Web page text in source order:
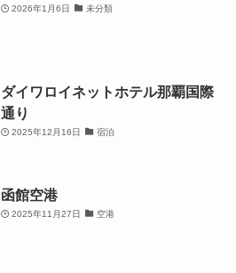
2026年1月6日 未分類
ダイワロイネットホテル那覇国際
通り
2025年12月16日 宿泊
函館空港
2025年11月27日 空港